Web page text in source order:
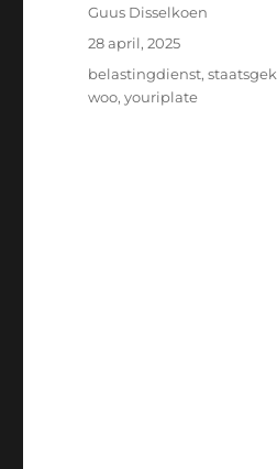
Auteur
Guus Disselkoen
Geplaatst
op
28 april, 2025
Tags
belastingdienst,staatsgek
woo,youriplate